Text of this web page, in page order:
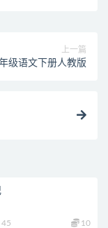
上一篇
级语文下册人教版
45 10